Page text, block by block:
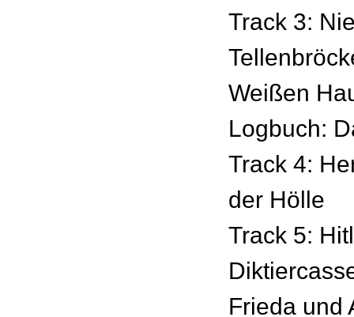
Track 3:
Weißen
Logbuch:
Track 4:
der Hölle
Track 5:
Frieda und